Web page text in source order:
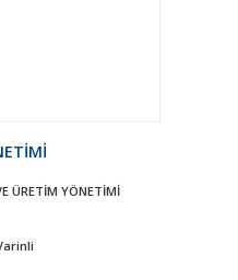
ÜRETİM YÖNETİMİ